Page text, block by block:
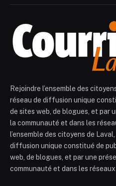
Rejoindre l’ensemble des
réseau de diffusion unique
de sites web, de blogues, et par
la communauté et dans les
l’ensemble des citoyens de
diffusion unique constitué de
web, de blogues, et par une
communauté et dans les